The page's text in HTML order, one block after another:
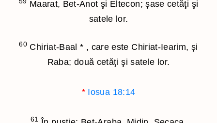
Maarat, Bet-Anot şi Eltecon; şase cetăţi şi
satele lor.
60 Chiriat-Baal* , care este Chiriat-Iearim, şi
Raba; două cetăţi şi satele lor.
* Iosua 18:14
61